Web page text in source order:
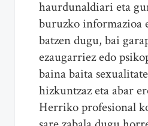
haurdunaldiari eta
buruzko informazioa
batzen dugu, bai
ezaugarriez edo
baina baita
hizkuntzaz eta abar
Herriko profesional